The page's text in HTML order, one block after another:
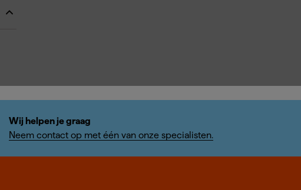
Wij helpen je graag
Neem contact op met één van onze specialisten.